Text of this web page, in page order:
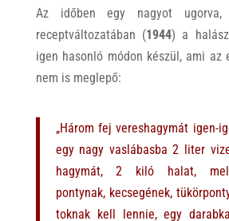
Az időben egy nagyot
receptváltozatában (1944) a
igen hasonló módon készül, ami az
nem is meglepő:
„Három fej vereshagymát igen-
egy nagy vaslábasba 2 liter
hagymát, 2 kiló halat,
pontynak, kecsegének,
toknak kell lennie, egy